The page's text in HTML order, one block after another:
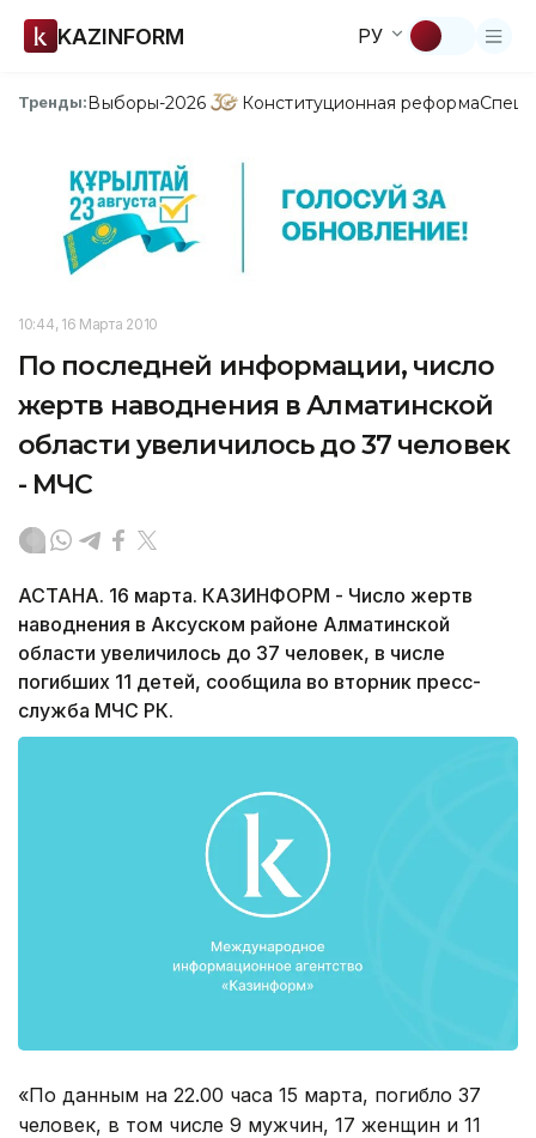
KAZINFORM РУ
Тренды:Выборы-2026 Конституционная реформа
10:44, 16 Марта 2010
По последней информации, число
жертв наводнения в Алматинской
области увеличилось до 37 человек
- МЧС
АСТАНА. 16 марта. КАЗИНФОРМ - Число жертв
наводнения в Аксуском районе Алматинской
области увеличилось до 37 человек, в числе
погибших 11 детей, сообщила во вторник пресс-
служба МЧС РК.
«По данным на 22.00 часа 15 марта, погибло 37
человек, в том числе 9 мужчин, 17 женщин и 11